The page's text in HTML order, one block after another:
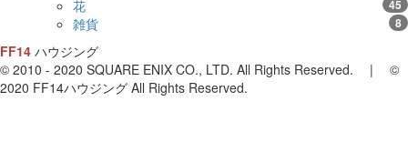
花 45
雑貨 8
FF14 ハウジング
© 2010 - 2020 SQUARE ENIX CO., LTD. All Rights Reserved. | ©
2020 FF14ハウジング All Rights Reserved.